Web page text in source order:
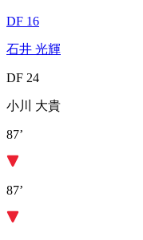
DF 16
石井 光輝
DF 24
小川 大貴
87’
87’